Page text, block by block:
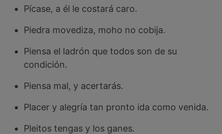
Pícase, a él le costará caro.
Piedra movediza, moho no cobija.
Piensa el ladrón que todos son de su
condición.
Piensa mal, y acertarás.
Placer y alegría tan pronto ida como venida.
Pleitos tengas y los ganes.